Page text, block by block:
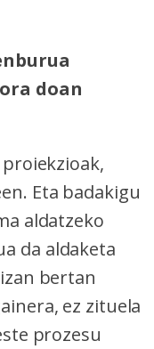
doan
Eta badakigu
aldatzeko
da aldaketa
bertan
ez zituela
prozesu